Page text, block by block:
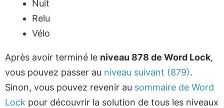
Nuit
Relu
Vélo
Après avoir terminé le niveau 878 de Word Lock,
vous pouvez passer au niveau suivant (879).
Sinon, vous pouvez revenir au sommaire de Word
Lock pour découvrir la solution de tous les niveaux